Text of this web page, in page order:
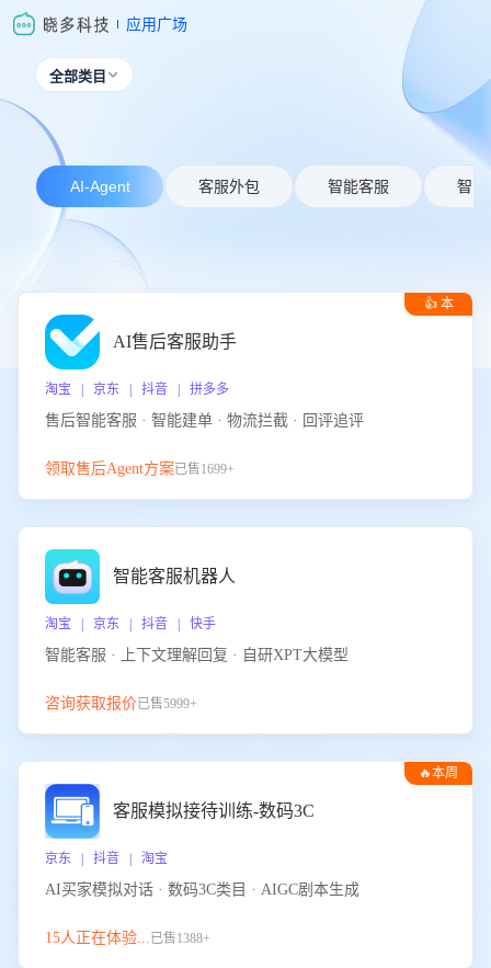
应用广场
全部类目 
AI-Agent 客服外包 智能客服 智能
👍 本
AI售后客服助手
淘宝 | 京东 | 抖音 | 拼多多
售后智能客服 · 智能建单 · 物流拦截 · 回评追评
领取售后Agent方案已售1699+
智能客服机器人
淘宝 | 京东 | 抖音 | 快手
智能客服 · 上下文理解回复 · 自研XPT大模型
咨询获取报价已售5999+
🔥本周
客服模拟接待训练-数码3C
京东 | 抖音 | 淘宝
AI买家模拟对话 · 数码3C类目 · AIGC剧本生成
15人正在体验...已售1388+